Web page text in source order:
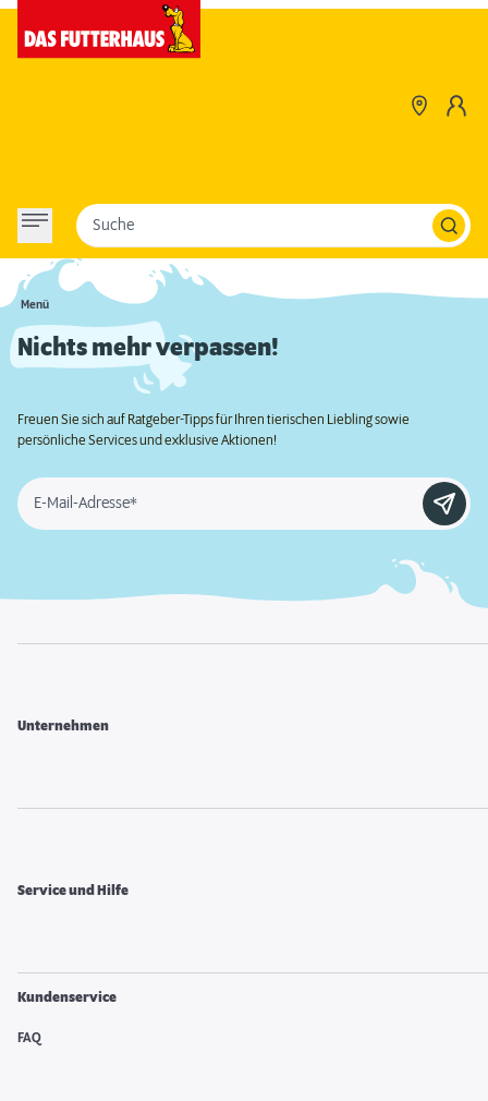
Menü
Suche
Nichts mehr verpassen!
Freuen Sie sich auf Ratgeber-Tipps für Ihren tierischen Liebling sowie
persönliche Services und exklusive Aktionen!
E-Mail-Adresse*
Unternehmen
Service und Hilfe
Kundenservice
FAQ